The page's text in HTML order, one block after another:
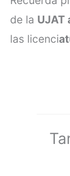
de la UJAT
las licenci